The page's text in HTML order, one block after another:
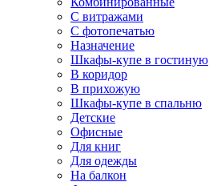
С витражами
С фотопечатью
Назначение
Шкафы-купе в гостиную
В коридор
В прихожую
Шкафы-купе в спальню
Детские
Офисные
Для книг
Для одежды
На балкон